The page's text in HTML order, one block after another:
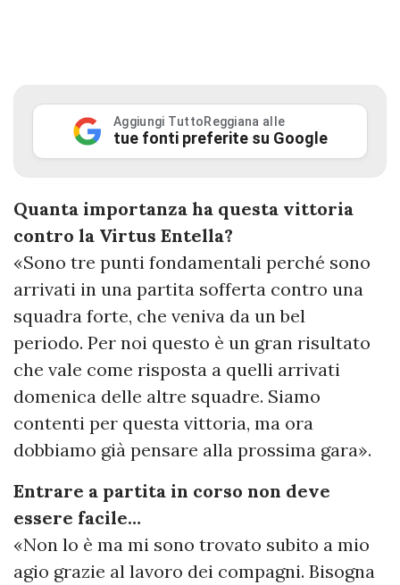
Aggiungi TuttoReggiana alle
tue fonti preferite su Google
Quanta importanza ha questa vittoria
contro la Virtus Entella?
«Sono tre punti fondamentali perché sono
arrivati in una partita sofferta contro una
squadra forte, che veniva da un bel
periodo. Per noi questo è un gran risultato
che vale come risposta a quelli arrivati
domenica delle altre squadre. Siamo
contenti per questa vittoria, ma ora
dobbiamo già pensare alla prossima gara».
Entrare a partita in corso non deve
essere facile…
«Non lo è ma mi sono trovato subito a mio
agio grazie al lavoro dei compagni. Bisogna